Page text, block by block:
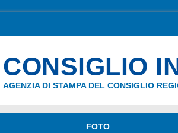
CONSIGLIO
AGENZIA DI STAMPA DEL CONSIGLIO
FOTO